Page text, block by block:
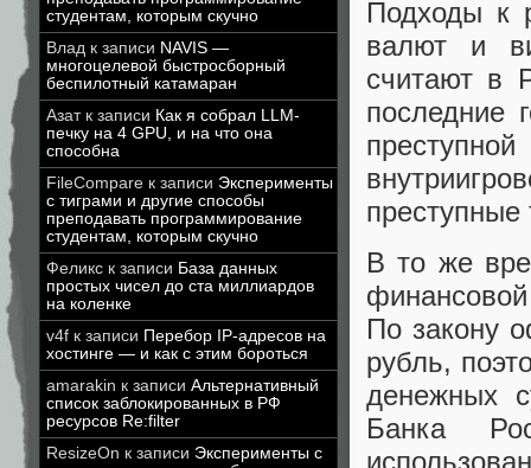
студентам, которым скучно
Влад к записи NAVIS —
многоцелевой быстросборный
беспилотный катамаран
Азатк записи Как я собрал LLM-
печку на 4 GPU, и на что она
способна
FileCompare к записи Эксперименты
с тиграми и другие способы
преподавать программирование
студентам, которым скучно
Феликс к записи База данных
простых чисел до ста миллиардов
на коленке
v4f к записи Перебор IP-адресов на
хостинге — и как с этим бороться
amarakin к записи Альтернативный
список заблокированных в РФ
ресурсов Re:filter
ResizeOn к записи Эксперименты с
Подходы к
валют и
считают в
последние
преступные
В то же
По закону
рубль,
денежных
Банка